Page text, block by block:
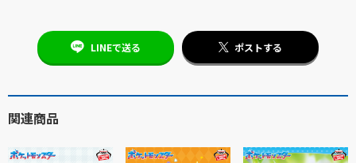
LINEで送る ポストする
関連商品